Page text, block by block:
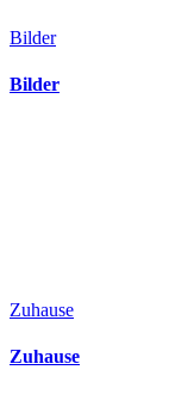
Bilder
Bilder
Zuhause
Zuhause